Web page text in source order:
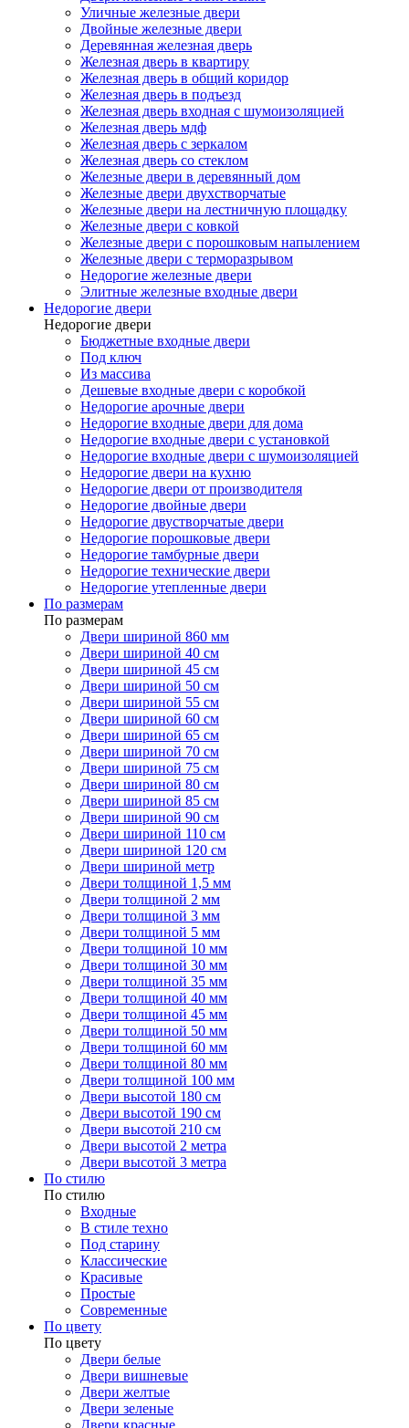
Уличные железные двери
Двойные железные двери
Деревянная железная дверь
Железная дверь в квартиру
Железная дверь в общий коридор
Железная дверь в подъезд
Железная дверь входная с шумоизоляцией
Железная дверь мдф
Железная дверь с зеркалом
Железная дверь со стеклом
Железные двери в деревянный дом
Железные двери двухстворчатые
Железные двери на лестничную площадку
Железные двери с ковкой
Железные двери с порошковым напылением
Железные двери с терморазрывом
Недорогие железные двери
Элитные железные входные двери
Недорогие двери
Недорогие двери
Бюджетные входные двери
Под ключ
Из массива
Дешевые входные двери с коробкой
Недорогие арочные двери
Недорогие входные двери для дома
Недорогие входные двери с установкой
Недорогие входные двери с шумоизоляцией
Недорогие двери на кухню
Недорогие двери от производителя
Недорогие двойные двери
Недорогие двустворчатые двери
Недорогие порошковые двери
Недорогие тамбурные двери
Недорогие технические двери
Недорогие утепленные двери
По размерам
По размерам
Двери шириной 860 мм
Двери шириной 40 см
Двери шириной 45 см
Двери шириной 50 см
Двери шириной 55 см
Двери шириной 60 см
Двери шириной 65 см
Двери шириной 70 см
Двери шириной 75 см
Двери шириной 80 см
Двери шириной 85 см
Двери шириной 90 см
Двери шириной 110 см
Двери шириной 120 см
Двери шириной метр
Двери толщиной 1,5 мм
Двери толщиной 2 мм
Двери толщиной 3 мм
Двери толщиной 5 мм
Двери толщиной 10 мм
Двери толщиной 30 мм
Двери толщиной 35 мм
Двери толщиной 40 мм
Двери толщиной 45 мм
Двери толщиной 50 мм
Двери толщиной 60 мм
Двери толщиной 80 мм
Двери толщиной 100 мм
Двери высотой 180 см
Двери высотой 190 см
Двери высотой 210 см
Двери высотой 2 метра
Двери высотой 3 метра
По стилю
По стилю
Входные
В стиле техно
Под старину
Классические
Красивые
Простые
Современные
По цвету
По цвету
Двери белые
Двери вишневые
Двери желтые
Двери зеленые